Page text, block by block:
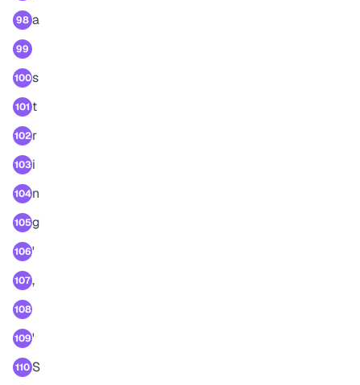
98 a
99
100s
101 t
102r
103i
104n
105g
106'
107,
108
109'
110 S